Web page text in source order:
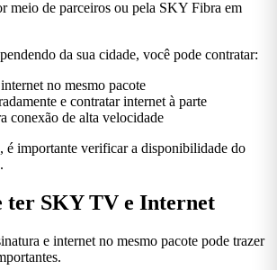
meio de parceiros ou pela SKY Fibra em
da sua cidade, você pode contratar:
no mesmo pacote
e contratar internet à parte
conexão de alta velocidade
é importante verificar a disponibilidade do
ter SKY TV e Internet
e internet no mesmo pacote pode trazer